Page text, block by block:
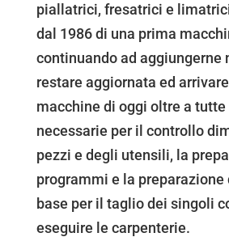
piallatrici, fresatrici e
dal 1986 di una prima
continuando ad aggiungerne
restare aggiornata ed
macchine di oggi oltre a
necessarie per il controllo
pezzi e degli utensili, la
programmi e la
base per il taglio dei singoli
eseguire le carpenterie.